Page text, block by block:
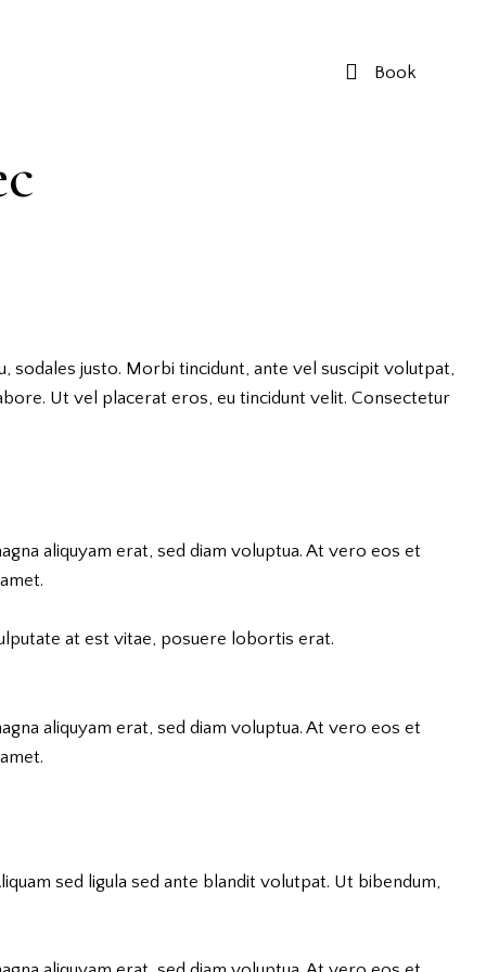
Book
sodales justo. Morbi tincidunt, ante vel suscipit volutpat,
Ut vel placerat eros, eu tincidunt velit. Consectetur
aliquyam erat, sed diam voluptua. At vero eos et
at est vitae, posuere lobortis erat.
aliquyam erat, sed diam voluptua. At vero eos et
sed ligula sed ante blandit volutpat. Ut bibendum,